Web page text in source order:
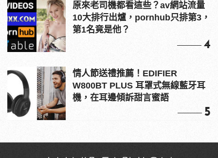
原來老司機都看這些？av網站流量
10大排行出爐，pornhub只排第3，
第1名竟是他？
4
情人節送禮推薦！EDIFIER
W800BT PLUS 耳罩式無線藍牙耳
機，在耳邊傾訴甜言蜜語
5